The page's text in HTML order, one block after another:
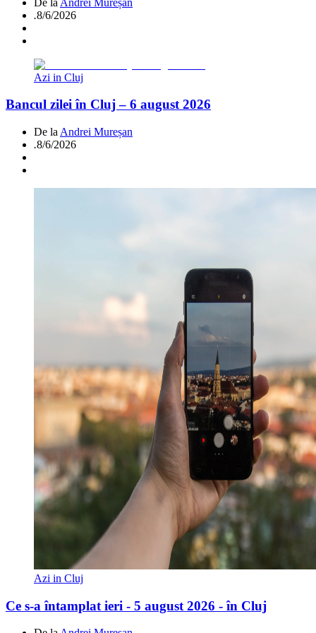
.8/6/2026
Azi in Cluj
Bancul zilei în Cluj – 6 august 2026
De la Andrei Mureșan
.8/6/2026
Azi in Cluj
Ce s-a întamplat ieri - 5 august 2026 - în Cluj